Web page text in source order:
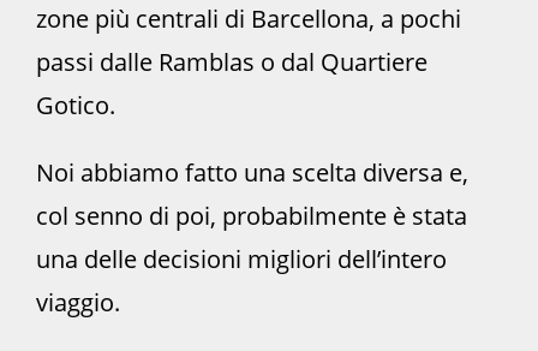
zone più centrali di Barcellona, a pochi
passi dalle Ramblas o dal Quartiere
Gotico.
Noi abbiamo fatto una scelta diversa e,
col senno di poi, probabilmente è stata
una delle decisioni migliori dell’intero
viaggio.